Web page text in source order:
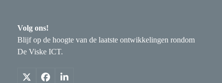
Volg ons!
Blijf op de hoogte van de laatste ontwikkelingen rondom
De Viske ICT.
X FacebookLinkedIn